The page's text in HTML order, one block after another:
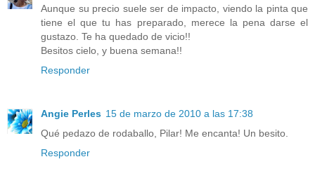
Aunque su precio suele ser de impacto, viendo la pinta que
tiene el que tu has preparado, merece la pena darse el
gustazo. Te ha quedado de vicio!!
Besitos cielo, y buena semana!!
Responder
Angie Perles 15 de marzo de 2010 a las 17:38
Qué pedazo de rodaballo, Pilar! Me encanta! Un besito.
Responder